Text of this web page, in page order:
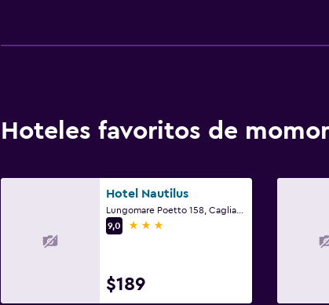
Hoteles favoritos de
Hotel Nautilus
Lungomare Poetto 158, Cagliari, Cerdeña
9,0
3 estrellas
$189